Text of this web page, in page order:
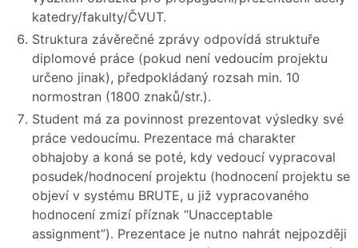
katedry/fakulty/ČVUT.
Struktura závěrečné zprávy odpovídá struktuře
diplomové práce (pokud není vedoucím projektu
určeno jinak), předpokládaný rozsah min. 10
normostran (1800 znaků/str.).
Student má za povinnost prezentovat výsledky své
práce vedoucímu. Prezentace má charakter
obhajoby a koná se poté, kdy vedoucí vypracoval
posudek/hodnocení projektu (hodnocení projektu se
objeví v systému BRUTE, u již vypracovaného
hodnocení zmizí příznak “Unacceptable
assignment”). Prezentace je nutno nahrát nejpozději